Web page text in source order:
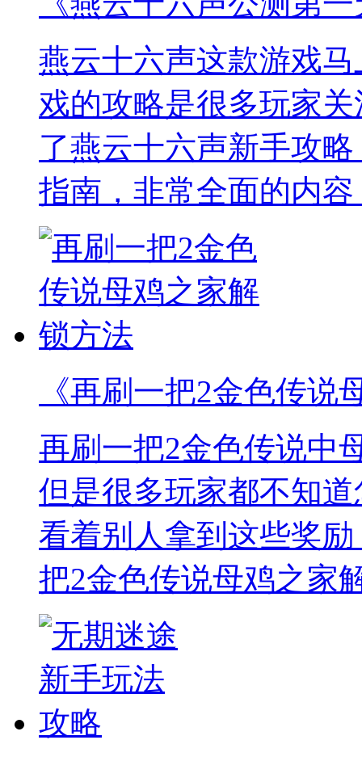
燕云十六声这款游戏
戏的攻略是很多玩家
了燕云十六声新手攻
指南，非常全面的内
《再刷一把2金色传说
再刷一把2金色传说中
但是很多玩家都不知
看着别人拿到这些奖
把2金色传说母鸡之家